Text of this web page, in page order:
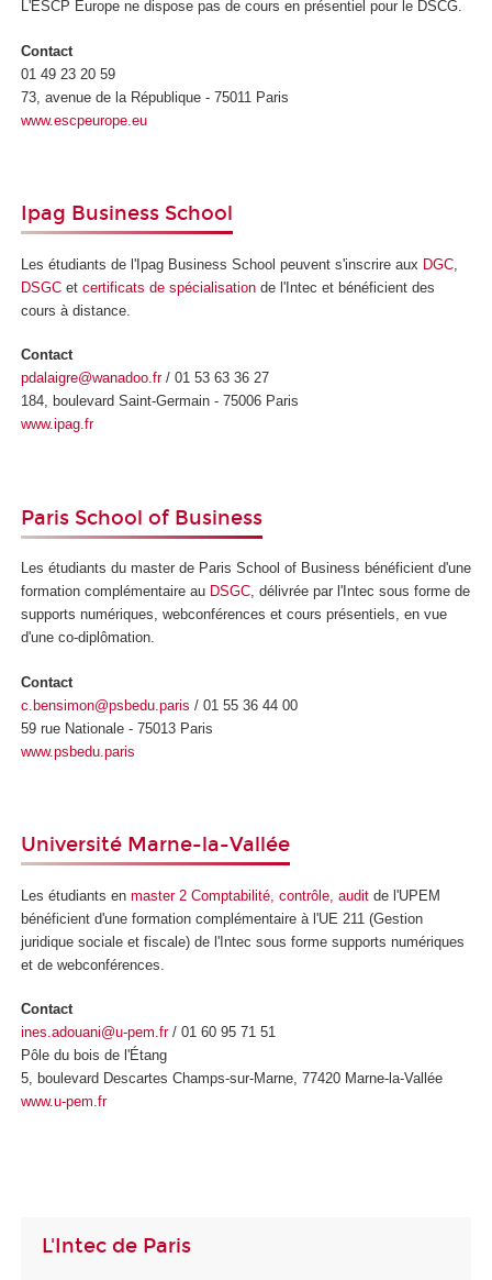
L'ESCP Europe ne dispose pas de cours en présentiel pour le DSCG.
Contact
01 49 23 20 59
73, avenue de la République - 75011 Paris
www.escpeurope.eu
Ipag Business School
Les étudiants de l'Ipag Business School peuvent s'inscrire aux DGC
DSGC et certificats de spécialisation de l'Intec et bénéficient des
cours à distance.
Contact
pdalaigre@wanadoo.fr/ 01 53 63 36 27
184, boulevard Saint-Germain - 75006 Paris
www.ipag.fr
Paris School of Business
Les étudiants du master de Paris School of Business bénéficient d'une
formation complémentaire au DSGC, délivrée par l'Intec sous forme de
supports numériques, webconférences et cours présentiels, en vue
d'une co-diplômation.
Contact
c.bensimon@psbedu.paris / 01 55 36 44 00
59 rue Nationale - 75013 Paris
www.psbedu.paris
Université Marne-la-Vallée
Les étudiants en master 2 Comptabilité, contrôle, audit de l'UPEM
bénéficient d'une formation complémentaire à l'UE 211 (Gestion
juridique sociale et fiscale) de l'Intec sous forme supports numériques
et de webconférences.
Contact
ines.adouani@u-pem.fr/ 01 60 95 71 51
Pôle du bois de l'Étang
5, boulevard Descartes Champs-sur-Marne, 77420 Marne-la-Vallée
www.u-pem.fr
L'Intec de Paris